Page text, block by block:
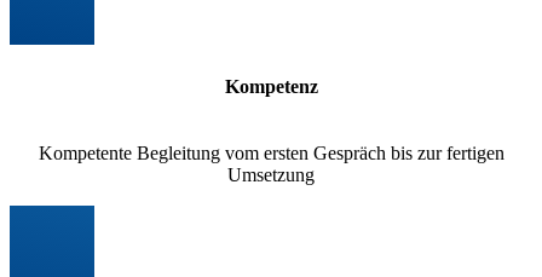
Kompetenz
Kompetente Begleitung vom ersten Gespräch bis zur fertigen
Umsetzung